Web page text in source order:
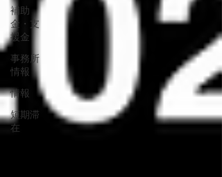
補助
金・支
援金
事務所
情報
情報
短期滞
在